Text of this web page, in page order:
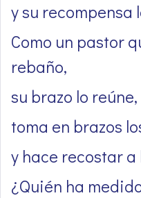
y su recompensa
Como un pastor
rebaño,
su brazo lo reúne,
toma en brazos
y hace recostar a
¿Quién ha